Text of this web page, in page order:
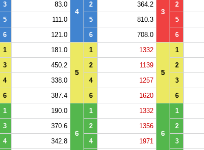
4 3
3 83.0 2 364.2 2
5 111.0 5 810.3 5
6 121.0 6 708.0 6
1 181.0
5
1 1332
5
1
3 450.2 2 1139 2
4 338.0 4 1257 3
6 387.4 6 1620 6
1 190.0
6
1 1332
6
1
3 370.6 2 1356 2
4 342.8 4 1971 3